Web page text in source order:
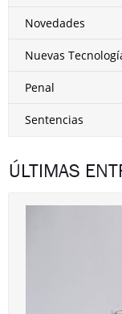
Novedades
Nuevas
Penal
Sentencias
ÚLTIMAS